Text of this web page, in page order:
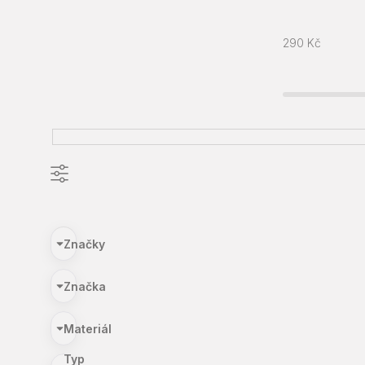
290 Kč
Značky
Značka
Materiál
Typ